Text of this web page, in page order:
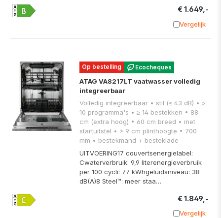
€ 1.649,-
Vergelijk
Op bestelling Ecocheques
ATAG VA8217LT vaatwasser volledig
integreerbaar
Volledig integreerbaar • stil (≤ 43 dB) • >
10 programma's • ≥ 14 bestekken • 88
cm (extra hoog) • 60 cm breed • met
startuitstel • > 9 cm plinthoogte • 700
mm • bestekmand + besteklade
UITVOERING17 couvertsenergielabel:
Cwaterverbruik: 9,9 literenergieverbruik
per 100 cycli: 77 kWhgeluidsniveau: 38
dB(A)8 Steel™: meer staa…
€ 1.849,-
Vergelijk